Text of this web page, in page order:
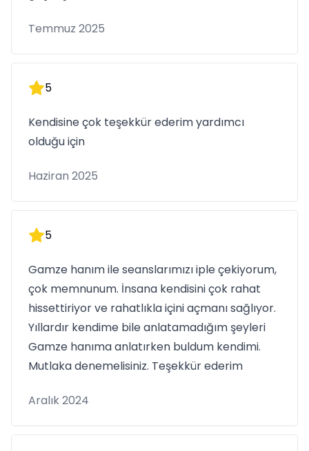
Temmuz 2025
5
Kendisine çok teşekkür ederim yardımcı
olduğu için
Haziran 2025
5
Gamze hanım ile seanslarımızı iple çekiyorum,
çok memnunum. İnsana kendisini çok rahat
hissettiriyor ve rahatlıkla içini açmanı sağlıyor.
Yıllardır kendime bile anlatamadığım şeyleri
Gamze hanıma anlatırken buldum kendimi.
Mutlaka denemelisiniz. Teşekkür ederim
Aralık 2024